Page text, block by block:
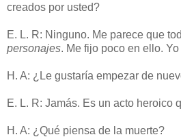
creados por usted?
E. L. R: Ninguno. Me parece que
personajes. Me fijo poco en ello.
H. A: ¿Le gustaría empezar de
E. L. R: Jamás. Es un acto heroico
H. A: ¿Qué piensa de la muerte?